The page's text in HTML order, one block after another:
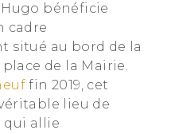
bénéficie
cadre
situé au bord de la
de la Mairie.
fin 2019, cet
lieu de
qui allie